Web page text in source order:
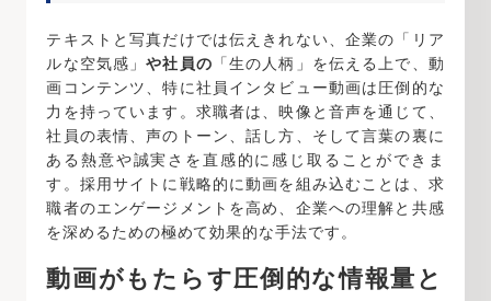
テキストと写真だけでは伝えきれない、企業の「リア
ルな空気感」や社員の 「生の人柄」を伝える上で、動
画コンテンツ、特に社員インタビュー動画は圧倒的な
力を持っています。求職者は、映像と音声を通じて、
社員の表情、声のトーン、話し方、そして言葉の裏に
ある熱意や誠実さを直感的に感じ取ることができま
す。採用サイトに戦略的に動画を組み込むことは、求
職者のエンゲージメントを高め、企業への理解と共感
を深めるための極めて効果的な手法です。
動画がもたらす圧倒的な情報量と